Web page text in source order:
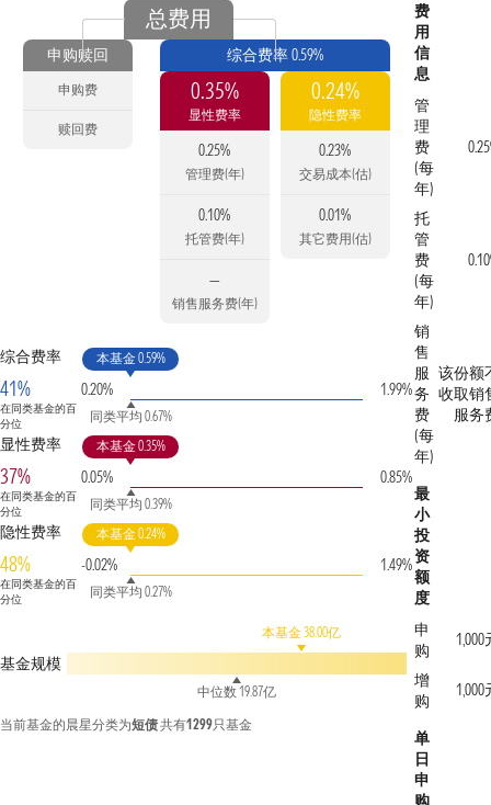
总费用
申购赎回
申购费
赎回费
综合费率 0.59%
0.35%
显性费率
0.25%
管理费(年)
0.10%
托管费(年)
—
销售服务费(年)
0.24%
隐性费率
0.23%
交易成本(估)
0.01%
其它费用(估)
综合费率
41%
在同类基金的百
分位
0.20%
本基金 0.59%
同类平均 0.67%
1.99%
显性费率
37%
在同类基金的百
分位
0.05%
本基金 0.35%
同类平均 0.39%
0.85%
隐性费率
48%
在同类基金的百
分位
-0.02%
本基金 0.24%
同类平均 0.27%
1.49%
基金规模
本基金 38.00亿
中位数 19.87亿
当前基金的晨星分类为短债共有1299只基金
费
用
信
息
管
理
费
(每
年)
托
管
费
(每
年)
销
售
服
务
费
(每
年)
该份额
收取销
服务
最
小
投
资
额
度
申
购
1,000
增
购
1,000
单
日
申
购